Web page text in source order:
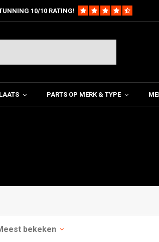
10/10 RATING!
PARTS OP MERK & TYPE
bekeken